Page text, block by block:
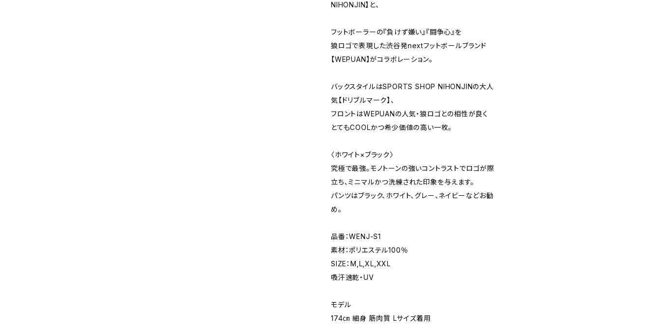
NIHONJIN】と、
フットボーラーの『負けず嫌い』『闘争心』を
狼ロゴで表現した渋谷発nextフットボールブランド
【WEPUAN】がコラボレーション。
バックスタイルはSPORTS SHOP NIHONJINの大人
気【ドリブルマーク】、
フロントはWEPUANの人気・狼ロゴとの相性が良く
とてもCOOLかつ希少価値の高い一枚。
〈ホワイト×ブラック〉
究極で最強。モノトーンの強いコントラストでロゴが際
立ち、ミニマルかつ洗練された印象を与えます。
パンツはブラック、ホワイト、グレー、ネイビーなどお勧
め。
品番：WENJ-S1
素材：ポリエステル100％
SIZE：M,L,XL,XXL
吸汗速乾・UV
モデル
174㎝ 細身 筋肉質 Lサイズ着用